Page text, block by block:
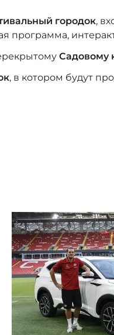
городок,
программа,
Садовому
, в котором будут